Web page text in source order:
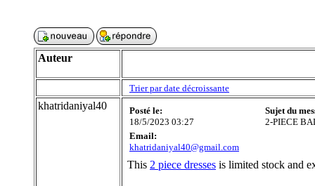
Auteur
Trier par date décroissante
khatridaniyal40
Posté le:
18/5/2023 03:27
Sujet du
2-PIECE
Email:
khatridaniyal40@gmail.com
This 2 piece dresses is limited stock and